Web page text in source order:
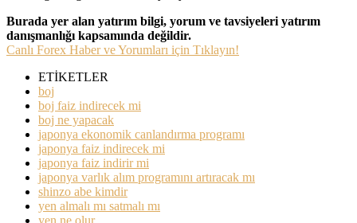
Burada yer alan yatırım bilgi, yorum ve tavsiyeleri yatırım
danışmanlığı kapsamında değildir.
Canlı Forex Haber ve Yorumları için Tıklayın!
ETİKETLER
boj
boj faiz indirecek mi
boj ne yapacak
japonya ekonomik canlandırma programı
japonya faiz indirecek mi
japonya faiz indirir mi
japonya varlık alım programını artıracak mı
shinzo abe kimdir
yen almalı mı satmalı mı
yen ne olur